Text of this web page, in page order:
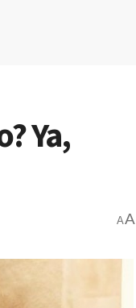
Ya,
AA